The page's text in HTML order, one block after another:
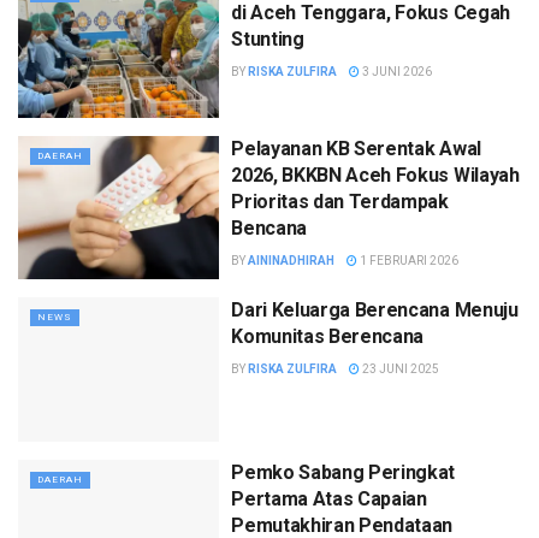
di Aceh Tenggara, Fokus Cegah
Stunting
BY RISKA ZULFIRA 3 JUNI 2026
DAERAH
Pelayanan KB Serentak Awal
2026, BKKBN Aceh Fokus Wilayah
Prioritas dan Terdampak
Bencana
BYAININADHIRAH 1 FEBRUARI 2026
NEWS
Dari Keluarga Berencana Menuju
Komunitas Berencana
BY RISKA ZULFIRA 23 JUNI 2025
DAERAH
Pemko Sabang Peringkat
Pertama Atas Capaian
Pemutakhiran Pendataan